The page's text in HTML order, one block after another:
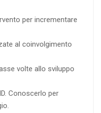
per incrementare
al coinvolgimento
volte allo sviluppo
Conoscerlo per